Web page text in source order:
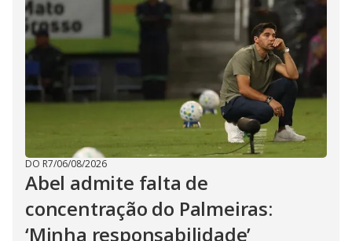
DO R7/06/08/2026
Abel admite falta de
concentração do Palmeiras:
‘Minha responsabilidade’